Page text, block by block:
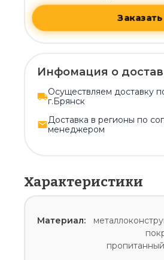
Заказать
Инфомация о
Осуществляем доставку
г.Брянск
Доставка в регионы по
менеджером
Характеристики
Материал: